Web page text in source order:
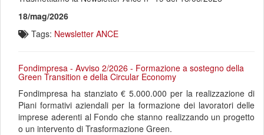
18/mag/2026
Tags: Newsletter ANCE
Fondimpresa - Avviso 2/2026 - Formazione a sostegno della
Green Transition e della Circular Economy
Fondimpresa ha stanziato € 5.000.000 per la realizzazione di
Piani formativi aziendali per la formazione dei lavoratori delle
imprese aderenti al Fondo che stanno realizzando un progetto
o un intervento di Trasformazione Green.